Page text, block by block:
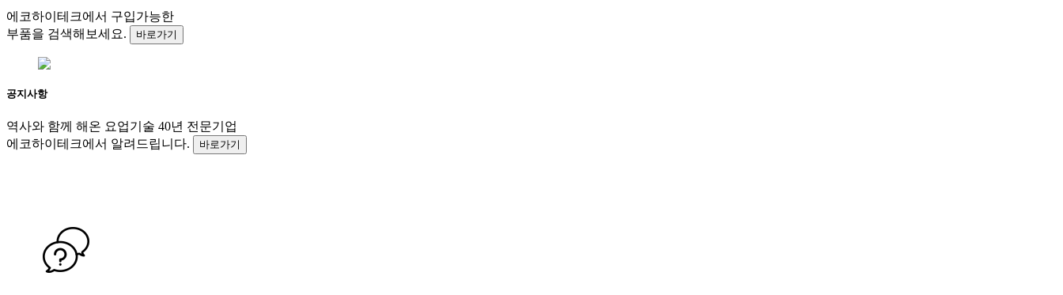
에코하이테크에서 구입가능한
부품을 검색해보세요.
바로가기
공지사항
역사와 함께 해온 요업기술 40년 전문기업
에코하이테크에서 알려드립니다.
바로가기